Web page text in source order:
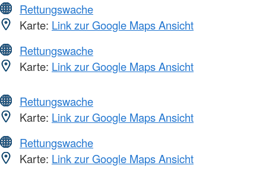
Rettungswache
Karte: Link zur Google Maps Ansicht
Rettungswache
Karte: Link zur Google Maps Ansicht
Rettungswache
Karte: Link zur Google Maps Ansicht
Rettungswache
Karte: Link zur Google Maps Ansicht